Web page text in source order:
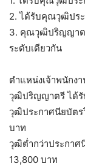
2. ได้รับคุณวุฒิปร
3. คุณวุฒิปริญญาต
ระดับเดียวกัน
ตำแหน่งเจ้าพนักง
วุฒิปริญญาตรี ได้รั
วุฒิประกาศนียบัต
บาท
วุฒิต่ำกว่าประกา
13,800 บาท